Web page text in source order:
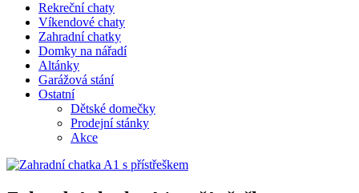
Rekreční chaty
Víkendové chaty
Zahradní chatky
Domky na nářadí
Altánky
Garážová stání
Ostatní
Dětské domečky
Prodejní stánky
Akce